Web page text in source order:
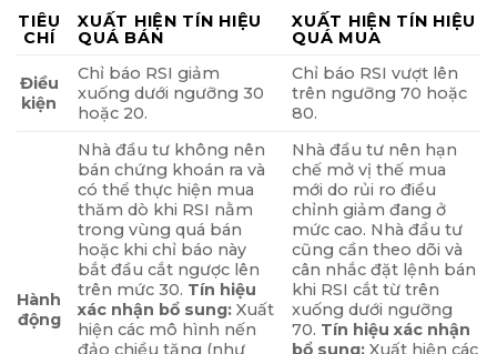
TIÊU
CHÍ
XUẤT HIỆN TÍN HIỆU
QUÁ BÁN
XUẤT HIỆN TÍN HIỆU
QUÁ MUA
Điều
kiện
Chỉ báo RSI giảm
xuống dưới ngưỡng 30
hoặc 20.
Chỉ báo RSI vượt lên
trên ngưỡng 70 hoặc
80.
Hành
động
Nhà đầu tư không nên
bán chứng khoán ra và
có thể thực hiện mua
thăm dò khi RSI nằm
trong vùng quá bán
hoặc khi chỉ báo này
bắt đầu cắt ngược lên
trên mức 30. Tín hiệu
xác nhận bổ sung: Xuất
hiện các mô hình nến
đảo chiều tăng (như
Nhà đầu tư nên hạn
chế mở vị thế mua
mới do rủi ro điều
chỉnh giảm đang ở
mức cao. Nhà đầu tư
cũng cần theo dõi và
cân nhắc đặt lệnh bán
khi RSI cắt từ trên
xuống dưới ngưỡng
70. Tín hiệu xác nhận
bổ sung: Xuất hiện các